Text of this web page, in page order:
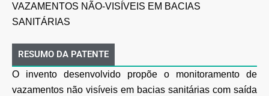
VAZAMENTOS NÃO-VISÍVEIS EM BACIAS
SANITÁRIAS
RESUMO DA PATENTE
O invento desenvolvido propõe o monitoramento de
vazamentos não visíveis em bacias sanitárias com saída